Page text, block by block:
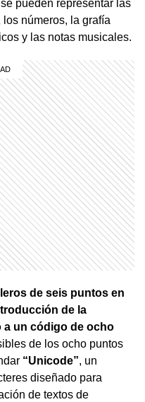
pueden representar las
números, la grafía
y las notas musicales.
de seis puntos en
de la
a un código de ocho
de los ocho puntos
“Unicode”, un
diseñado para
de textos de